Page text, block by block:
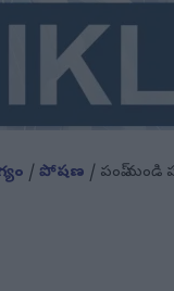
/ పోషణ / పంప్